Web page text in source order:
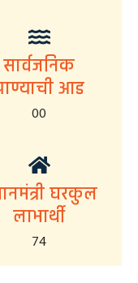
सार्वजनिक
आड
00
घरकुल
लाभार्थी
74